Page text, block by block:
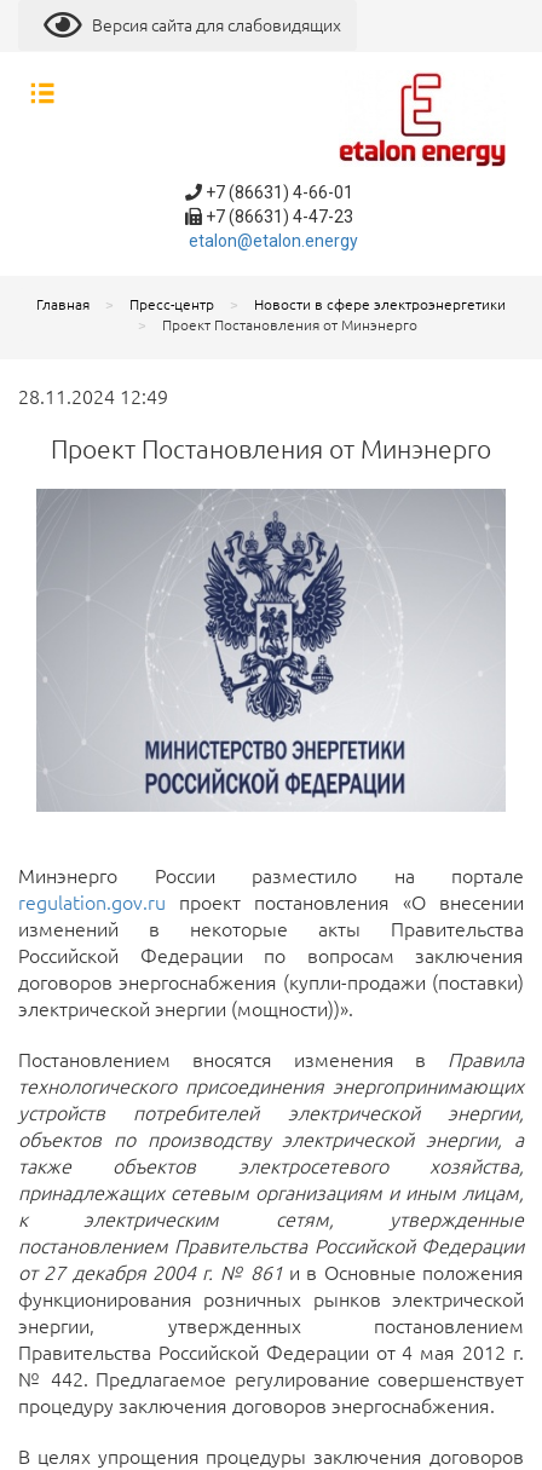
Версия сайта для слабовидящих
+7 (86631) 4-66-01
+7 (86631) 4-47-23
etalon@etalon.energy
Главная Пресс-центр
Новости в сфере электроэнергетики
Проект Постановления от Минэнерго
28.11.2024 12:49
Проект Постановления от Минэнерго
Минэнерго России разместило на портале
regulation.gov.ru проект постановления «О внесении
изменений в некоторые акты Правительства
Российской Федерации по вопросам заключения
договоров энергоснабжения (купли-продажи (поставки)
электрической энергии (мощности))».
Постановлением вносятся изменения в Правила
технологического присоединения энергопринимающих
устройств потребителей электрической энергии,
объектов по производству электрической энергии, а
также объектов электросетевого хозяйства,
принадлежащих сетевым организациям и иным лицам,
к электрическим сетям, утвержденные
постановлением Правительства Российской Федерации
от 27 декабря 2004 г. № 861и в Основные положения
функционирования розничных рынков электрической
энергии, утвержденных постановлением
Правительства Российской Федерации от 4 мая 2012 г.
№ 442. Предлагаемое регулирование совершенствует
процедуру заключения договоров энергоснабжения.
В целях упрощения процедуры заключения договоров